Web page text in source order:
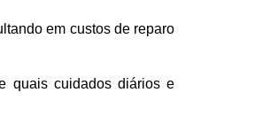
em custos de reparo
quais cuidados diários e